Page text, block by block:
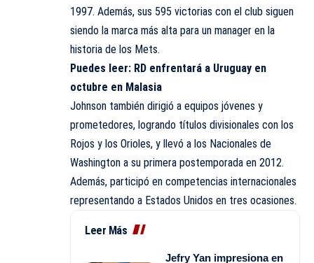
1997. Además, sus 595 victorias con el club siguen
siendo la marca más alta para un manager en la
historia de los Mets.
Puedes leer: RD enfrentará a Uruguay en
octubre en Malasia
Johnson también dirigió a equipos jóvenes y
prometedores, logrando títulos divisionales con los
Rojos y los Orioles, y llevó a los Nacionales de
Washington a su primera postemporada en 2012.
Además, participó en competencias internacionales
representando a Estados Unidos en tres ocasiones.
Leer Más
Jefry Yan impresiona en